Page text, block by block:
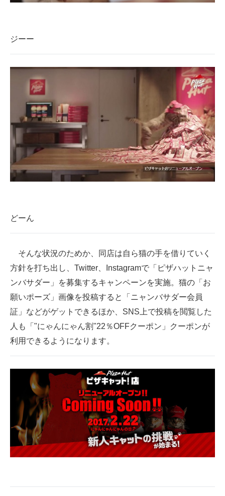
ジーー
どーん
そんな状況のためか、同店は自ら猫の手を借りていく
方針を打ち出し、Twitter、Instagramで「ピザハットニャ
ンバサダー」を募集するキャンペーンを実施。猫の「お
願いポーズ」画像を投稿すると「ニャンバサダー会員
証」などがゲットできるほか、SNS上で投稿を閲覧した
人も「"にゃんにゃん割"22％OFFクーポン」クーポンが
利用できるようになります。